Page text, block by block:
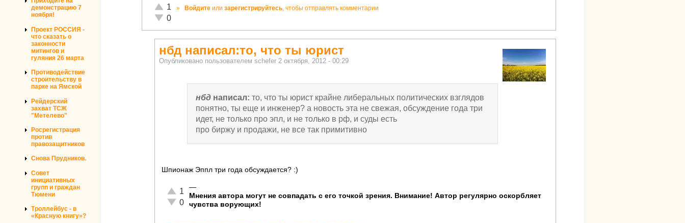
демонстрацию 7
ноября!
Проект РОССИЯ -
что сказать о
законности
митингов и
гуляния 26 марта
Противодействие
строительству в
парке на Ямской
Рейдерский
захват ТСЖ
"Метелево"
Росрегистрация
против
правозащитников
Снова Прудников.
Совет
инициативных
групп и граждан
Тюмени
Троллейбус - в
«Красную книгу»?
Отлично!
1
Неадекватно!
0
» Войдите или зарегистрируйтесь, чтобы отправлять комментарии
нбд написал:то, что ты юрист
Опубликовано пользователем schefer 2 октября, 2012 - 00:29
нбд написал:то, что ты юрист крайне либеральных политических взглядов
понятно, ты еще и инженер? а новость эта не свежая, обсуждение года три
идет, не только про эпл, и не только в рф, и суды есть
про биржу и продажи, не все так примитивно
Шпионаж Эппл три года обсуждается? :)
Отлично!
1
Неадекватно!
0
—
Мнения автора могут не совпадать с его точкой зрения. Внимание! Автор регулярно оскорбляет
чувства ворующих!